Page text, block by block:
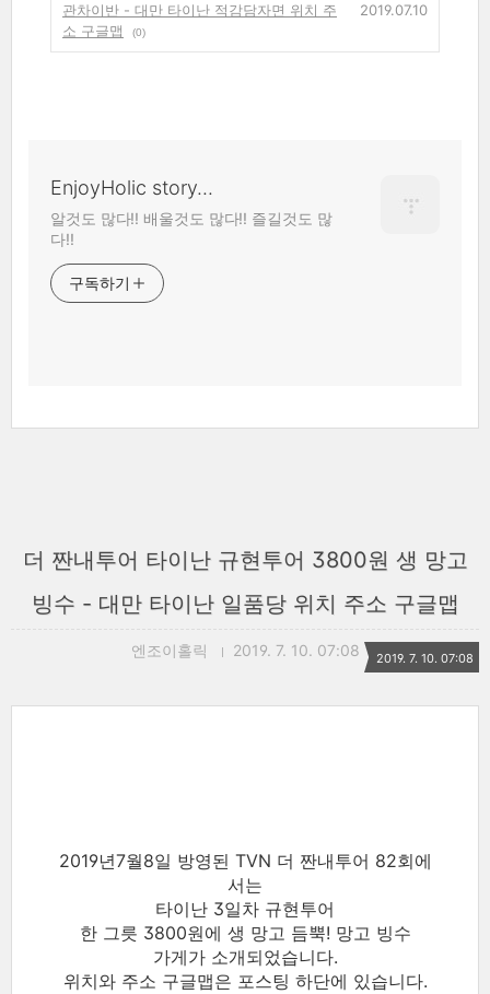
관차이반 - 대만 타이난 적감담자면 위치 주
소 구글맵
(0)
2019.07.10
EnjoyHolic story...
알것도 많다!! 배울것도 많다!! 즐길것도 많
다!!
구독하기
더 짠내투어 타이난 규현투어 3800원 생 망고
빙수 - 대만 타이난 일품당 위치 주소 구글맵
엔조이홀릭 2019. 7. 10. 07:08 2019. 7. 10. 07:08
2019년7월8일 방영된 TVN 더 짠내투어 82회에
서는
타이난 3일차 규현투어
한 그릇 3800원에 생 망고 듬뿍! 망고 빙수
가게가 소개되었습니다.
위치와 주소 구글맵은 포스팅 하단에 있습니다.